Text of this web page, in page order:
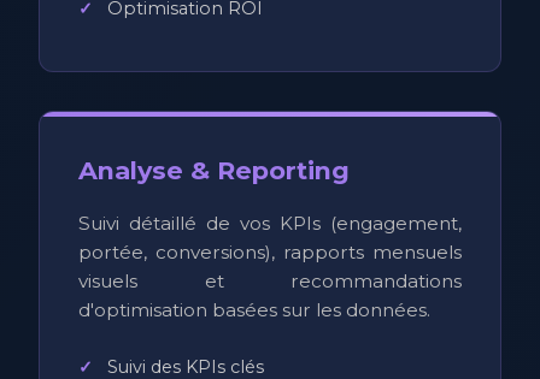
Optimisation ROI
Analyse & Reporting
Suivi détaillé de vos KPIs (engagement,
portée, conversions), rapports mensuels
visuels et recommandations
d'optimisation basées sur les données.
Suivi des KPIs clés